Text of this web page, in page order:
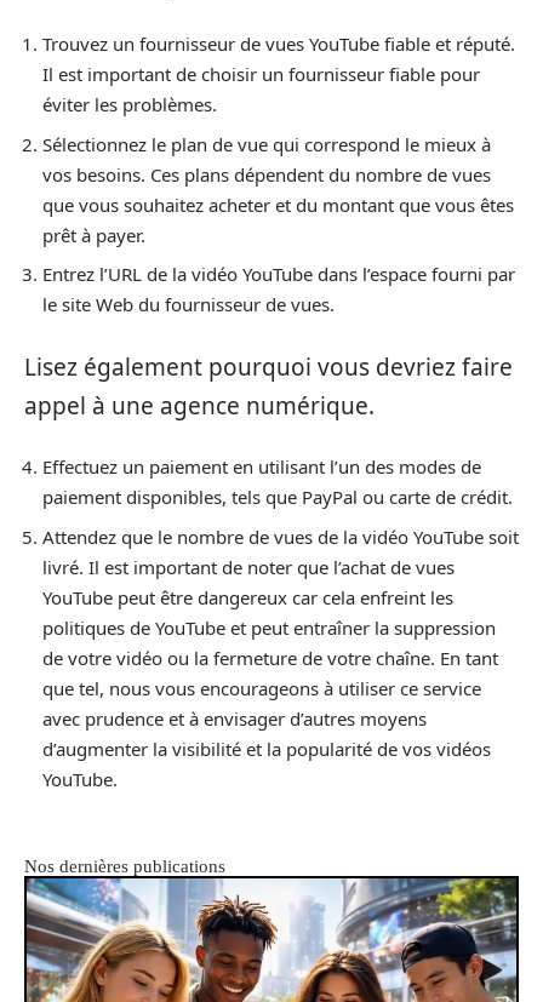
Trouvez un fournisseur de vues YouTube fiable et réputé.
Il est important de choisir un fournisseur fiable pour
éviter les problèmes.
Sélectionnez le plan de vue qui correspond le mieux à
vos besoins. Ces plans dépendent du nombre de vues
que vous souhaitez acheter et du montant que vous êtes
prêt à payer.
Entrez l’URL de la vidéo YouTube dans l’espace fourni par
le site Web du fournisseur de vues.
Lisez également pourquoi vous devriez faire
appel à une agence numérique.
Effectuez un paiement en utilisant l’un des modes de
paiement disponibles, tels que PayPal ou carte de crédit.
Attendez que le nombre de vues de la vidéo YouTube soit
livré. Il est important de noter que l’achat de vues
YouTube peut être dangereux car cela enfreint les
politiques de YouTube et peut entraîner la suppression
de votre vidéo ou la fermeture de votre chaîne. En tant
que tel, nous vous encourageons à utiliser ce service
avec prudence et à envisager d’autres moyens
d’augmenter la visibilité et la popularité de vos vidéos
YouTube.
Nos dernières publications